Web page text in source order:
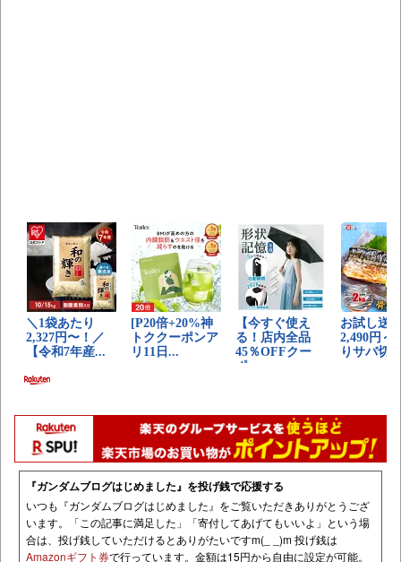
『ガンダムブログはじめました』を投げ銭で応援する
いつも『ガンダムブログはじめました』をご覧いただきありがとうござ
います。「この記事に満足した」「寄付してあげてもいいよ」という場
合は、投げ銭していただけるとありがたいですm(_ _)m 投げ銭は
Amazonギフト券で行っています。金額は15円から自由に設定が可能。